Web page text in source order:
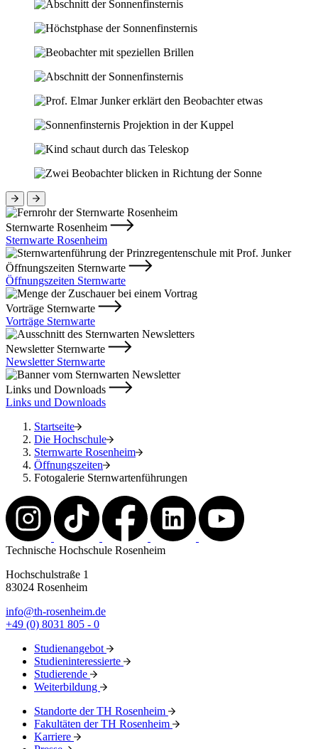
Sternwarte Rosenheim
Sternwarte Rosenheim
Öffnungszeiten Sternwarte
Öffnungszeiten Sternwarte
Vorträge Sternwarte
Vorträge Sternwarte
Newsletter Sternwarte
Newsletter Sternwarte
Links und Downloads
Links und Downloads
Startseite
Die Hochschule
Sternwarte Rosenheim
Öffnungszeiten
Fotogalerie Sternwartenführungen
Technische Hochschule Rosenheim
Hochschulstraße 1
83024 Rosenheim
info@th-rosenheim.de
+49 (0) 8031 805 - 0
Studienangebot
Studieninteressierte
Studierende
Weiterbildung
Standorte der TH Rosenheim
Fakultäten der TH Rosenheim
Karriere